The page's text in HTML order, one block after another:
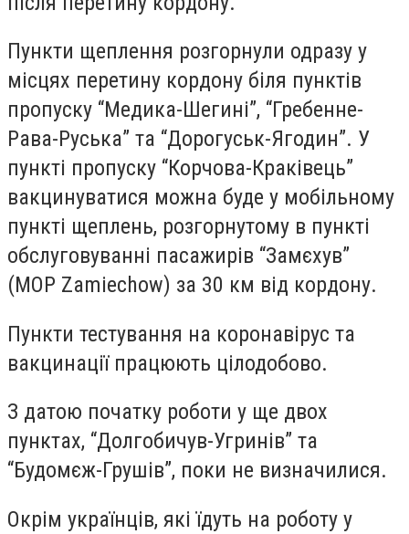
Пункти щеплення розгорнули одразу у
місцях перетину кордону біля пунктів
пропуску “Медика-Шегині”, “Гребенне-
Рава-Руська” та “Дорогуськ-Ягодин”. У
пункті пропуску “Корчова-Краківець”
вакцинуватися можна буде у мобільному
пункті щеплень, розгорнутому в пункті
обслуговуванні пасажирів “Замєхув”
(MOP Zamiechow) за 30 км від кордону.
Пункти тестування на коронавірус та
вакцинації працюють цілодобово.
З датою початку роботи у ще двох
пунктах, “Долгобичув-Угринів” та
“Будомєж-Грушів”, поки не визначилися.
Окрім українців, які їдуть на роботу у